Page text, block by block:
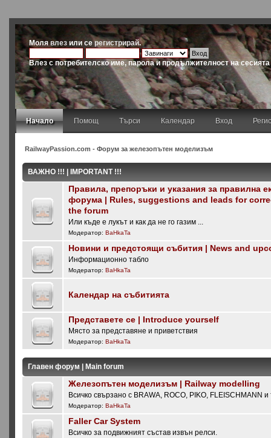
Молявлез или серегистрирай.
Влез с потребителско име, парола и продължителност на сесията
Начало Помощ Търси Календар Вход
RailwayPassion.com - Форум за железопътен моделизъм
ВАЖНО !!! | IMPORTANT !!!
Правила, препоръки и указания за правилна
форума | Rules, suggestions and leads for
the forum
Или къде е лукът и как да не го газим ...
Модератор:BaHkaTa
Новини и предстоящи събития | News and
Информационно табло
Модератор:BaHkaTa
Календар на събитията
Представете се | Introduce yourself
Място за представяне и приветствия
Модератор:BaHkaTa
Главен форум | Main forum
Железопътен моделизъм | Railway modelling
Всичко свързано с BRAWA, ROCO, PIKO, FLEISCHMANN и
Модератор:BaHkaTa
Faller Car System
Всичко за подвижният състав извън релси.